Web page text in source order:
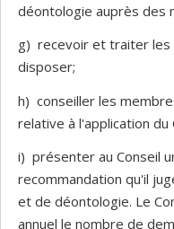
déontologie auprès des
g) recevoir et traiter les
disposer;
h) conseiller les
relative à l'application
i) présenter au Conseil
recommandation qu'il
et de déontologie. Le
annuel le nombre de